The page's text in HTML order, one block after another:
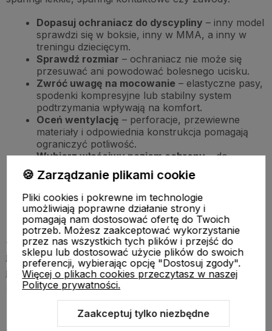
Dopasuj ochraniacz do dyscypliny – inny model
sprawdzi się w boksie, inny w MMA, a inny w
treningu dziecięcym.
Sprawdź rozmiar – ochraniacz nie może się
przesuwać ani powodować bolesnego ucisku.
Zwróć uwagę na mocowanie – elastyczne pasy,
spodenki kompresyjne lub stabilny system
podtrzymania wpływają na komfort.
Oceń wentylację – perforacje, przewiewne
materiały i odpowiednia konstrukcja pomagają
ograniczyć potliwość.
Wybierz właściwy poziom ochrony– do
intensywnych sparingów lepsze będą modele
bardziej zabudowane i odporne na uderzenia.
Skonsultuj wybór z trenerem
– szczególnie jeśli
dopiero zaczynasz treningi lub przygotowujesz
się do zawodów.
Jeżeli trenujesz regularnie, nie traktuj ochraniacza jako
jednorazowego zakupu na lata. Sprzęt zużywa się, a
jego właściwości ochronne mogą się zmniejszać wraz z
pęknięciami, deformacją lub utratą elastyczności.
Norma EN 13277-5 i
🍪 Zarządzanie plikami cookie
Pliki cookies i pokrewne im technologie
umożliwiają poprawne działanie strony i
pomagają nam dostosować ofertę do Twoich
potrzeb. Możesz zaakceptować wykorzystanie
przez nas wszystkich tych plików i przejść do
sklepu lub dostosować użycie plików do swoich
preferencji, wybierając opcję "Dostosuj zgody".
Więcej o plikach cookies przeczytasz w naszej
Polityce prywatności.
Zaakceptuj tylko niezbędne